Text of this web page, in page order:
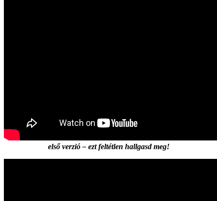
első verzió – ezt feltétlen hallgasd meg!